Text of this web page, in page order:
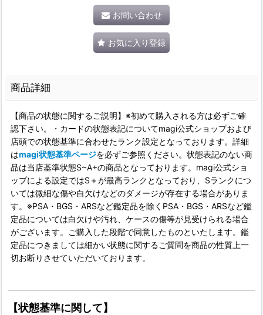
お問い合わせ
お気に入り登録
商品詳細
【商品の状態に関するご説明】※初めて購入される方は必ずご確
認下さい。・カードの状態表記についてmagi公式ショップおよび
店頭での状態基準に合わせたランク設定となっております。詳細
はmagi状態基準ページを必ずご参照ください。状態表記のない商
品は当店基準状態S~A+の商品となっております。magi公式ショ
ップによる設定ではS＋が最高ランクとなっており、Sランクにつ
いては微細な傷や白欠けなどのダメージが存在する場合がありま
す。※PSA・BGS・ARSなど鑑定品を除くPSA・BGS・ARSなど鑑
定品については白欠けや汚れ、ケースの傷等が見受けられる場合
がございます。ご購入した段階で同意したものといたします。鑑
定品につきましては細かい状態に関するご質問を商品の性質上一
切お断りさせていただいております。
【状態基準に関して】